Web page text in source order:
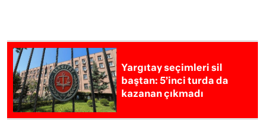
Yargıtay seçimleri sil
baştan: 5’inci turda da
kazanan çıkmadı